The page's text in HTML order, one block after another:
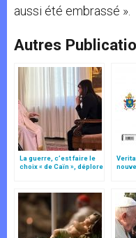
aussi été embrassé ».
Autres
La guerre, c’est faire le
choix « de Caïn », déplore